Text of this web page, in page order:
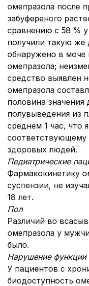
омепразола после
забуференого
сравнению с 58 %
получили такую же
обнаружено в моче
омепразола;
средство выявлен
омепразола
половина
полувыведения из
среднем 1 час, что
здоровых людей.
Педиатрические
Фармакокинетику
суспензии, не
18 лет.
Пол
Различий во
омепразола у
было.
Нарушение функции
У пациентов с
биодоступность